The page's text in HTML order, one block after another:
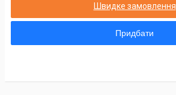
Швидке замовлення
Придбати